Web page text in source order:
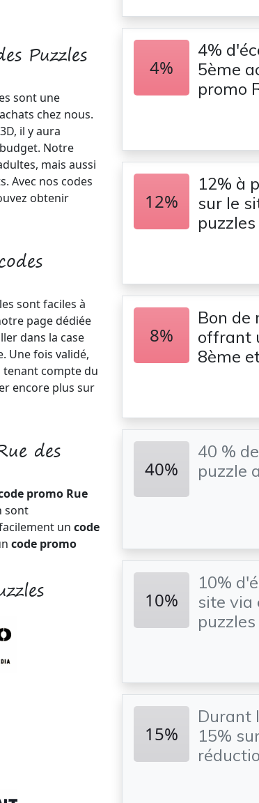
Puzzles
sont une
chez nous.
il y aura
Notre
mais aussi
Avec nos codes
obtenir
sont faciles à
page dédiée
dans la case
Une fois validé,
compte du
encore plus sur
des
promo Rue
sont
un code
code promo
4%
4%
5ème
promo
12%
12% à
sur le
puzzles
8%
Bon de
offrant
8ème
40%
40 %
puzzle
10%
10%
site via
puzzles
15%
Durant
15%